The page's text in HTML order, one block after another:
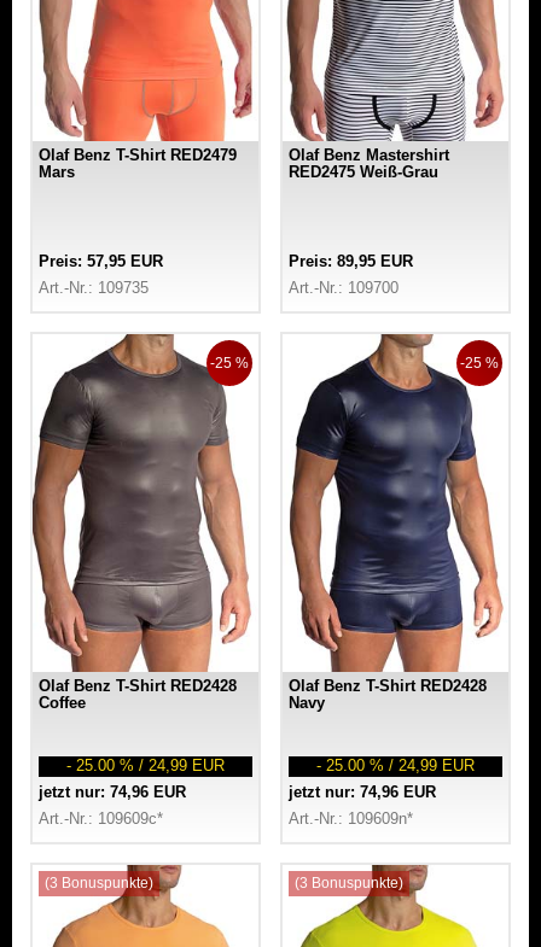
Olaf Benz T-Shirt RED2479
Mars
Preis: 57,95 EUR
Art.-Nr.: 109735
Olaf Benz Mastershirt
RED2475 Weiß-Grau
Preis: 89,95 EUR
Art.-Nr.: 109700
-25 %
Olaf Benz T-Shirt RED2428
Coffee
- 25.00 % / 24,99 EUR
jetzt nur: 74,96 EUR
Art.-Nr.: 109609c*
-25 %
Olaf Benz T-Shirt RED2428
Navy
- 25.00 % / 24,99 EUR
jetzt nur: 74,96 EUR
Art.-Nr.: 109609n*
(3 Bonuspunkte) (3 Bonuspunkte)